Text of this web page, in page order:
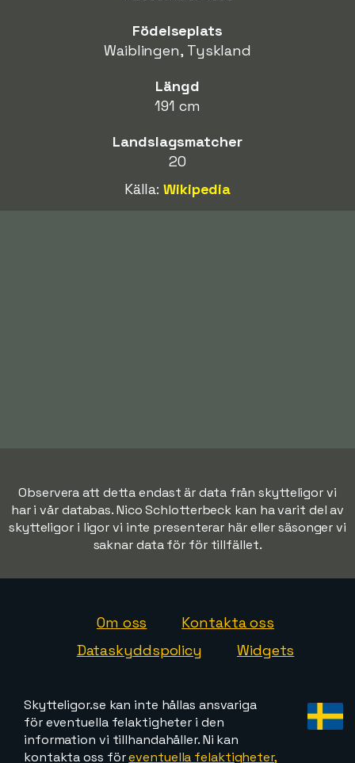
Födelseplats
Waiblingen, Tyskland
Längd
191 cm
Landslagsmatcher
20
Källa:Wikipedia
Observera att detta endast är data från skytteligor vi
har i vår databas. Nico Schlotterbeck kan ha varit del av
skytteligor i ligor vi inte presenterar här eller säsonger vi
saknar data för för tillfället.
Om oss
Kontakta oss
Dataskyddspolicy
Widgets
Skytteligor.se kan inte hållas ansvariga
för eventuella felaktigheter i den
information vi tillhandahåller. Ni kan
kontakta oss föreventuella felaktigheter,